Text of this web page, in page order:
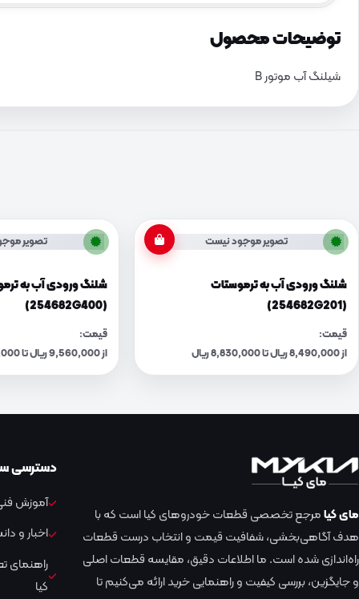
توضیحات محصول
شیلنگ آب موتور B
تصویر موجود نیست
شلنگ ورودی آب به ترموستات
(254682G201)
قیمت:
از 8,490,000 ریال تا 8,830,000 ریال
تصویر
شلنگ ورودی آب به
(254682G400)
قیمت:
از 9,560,000 ریال تا 9,950,000 ریال
مای کیامرجع تخصصی قطعات خودروهای کیا است که با
هدف آگاهی‌بخشی، شفافیت قیمت و انتخاب درست قطعات
راه‌اندازی شده است. ما اطلاعات دقیق، مقایسه قطعات اصلی
و جایگزین، بررسی کیفیت و راهنمایی خرید ارائه می‌کنیم تا
دسترسی
آموزش
اخبار و
راهنمای
کیا